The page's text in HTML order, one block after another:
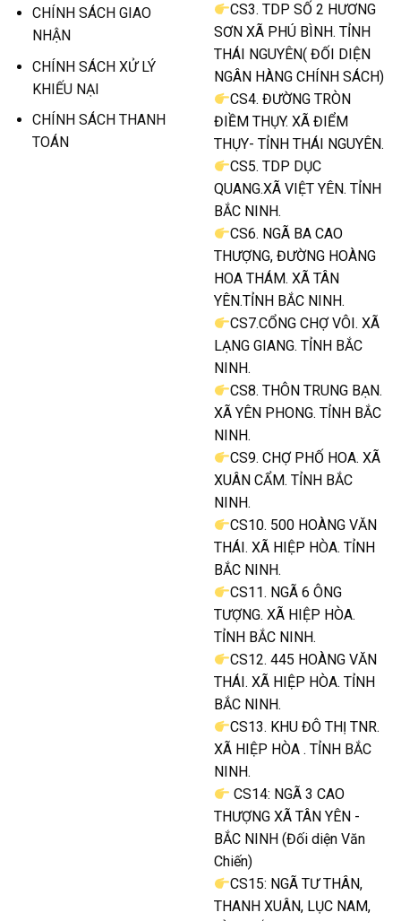
CHÍNH SÁCH GIAO
NHẬN
CHÍNH SÁCH XỬ LÝ
KHIẾU NẠI
CHÍNH SÁCH THANH
TOÁN
CS3. TDP SỐ 2 HƯƠNG
SƠN XÃ PHÚ BÌNH. TỈNH
THÁI NGUYÊN( ĐỐI DIỆN
NGÂN HÀNG CHÍNH SÁCH)
CS4. ĐƯỜNG TRÒN
ĐIỀM THỤY. XÃ ĐIỂM
THỤY- TỈNH THÁI NGUYÊN.
CS5. TDP DỤC
QUANG.XÃ VIỆT YÊN. TỈNH
BẮC NINH.
CS6. NGÃ BA CAO
THƯỢNG, ĐƯỜNG HOÀNG
HOA THÁM. XÃ TÂN
YÊN.TỈNH BẮC NINH.
CS7.CỔNG CHỢ VÔI. XÃ
LẠNG GIANG. TỈNH BẮC
NINH.
CS8. THÔN TRUNG BẠN.
XÃ YÊN PHONG. TỈNH BẮC
NINH.
CS9. CHỢ PHỐ HOA. XÃ
XUÂN CẨM. TỈNH BẮC
NINH.
CS10. 500 HOÀNG VĂN
THÁI. XÃ HIỆP HÒA. TỈNH
BẮC NINH.
CS11. NGÃ 6 ÔNG
TƯỢNG. XÃ HIỆP HÒA.
TỈNH BẮC NINH.
CS12. 445 HOÀNG VĂN
THÁI. XÃ HIỆP HÒA. TỈNH
BẮC NINH.
CS13. KHU ĐÔ THỊ TNR.
XÃ HIỆP HÒA . TỈNH BẮC
NINH.
CS14: NGÃ 3 CAO
THƯỢNG XÃ TÂN YÊN -
BẮC NINH (Đối diện Văn
Chiến)
CS15: NGÃ TƯ THÂN,
THANH XUÂN, LỤC NAM,